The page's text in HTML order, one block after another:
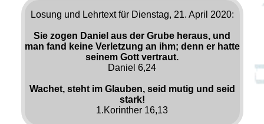
Losung und Lehrtext für Dienstag, 21. April 2020:
Sie zogen Daniel aus der Grube heraus, und
man fand keine Verletzung an ihm; denn er hatte
seinem Gott vertraut.
Daniel 6,24
Wachet, steht im Glauben, seid mutig und seid
stark!
1.Korinther 16,13